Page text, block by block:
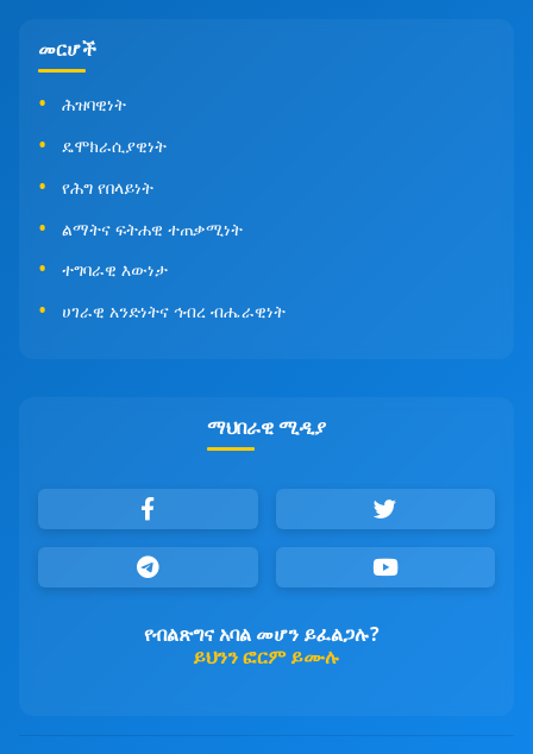
መርሆች
ሕዝባዊነት
ዴሞክራሲያዊነት
የሕግ የበላይነት
ልማትና ፍትሐዊ ተጠቃሚነት
ተግባራዊ እውነታ
ሀገራዊ አንድነትና ኅብረ ብሔራዊነት
ማህበራዊ ሚዲያ
የብልጽግና አባል መሆን ይፈልጋሉ?
ይህንን ፎርም ይሙሉ